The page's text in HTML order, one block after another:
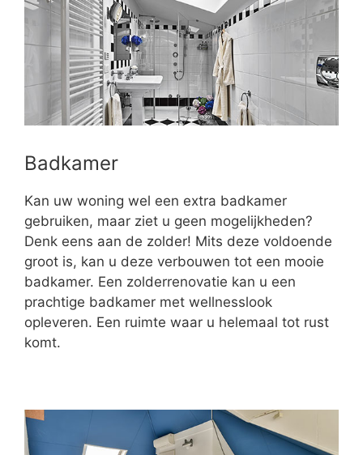
Badkamer
Kan uw woning wel een extra badkamer
gebruiken, maar ziet u geen mogelijkheden?
Denk eens aan de zolder! Mits deze voldoende
groot is, kan u deze verbouwen tot een mooie
badkamer. Een zolderrenovatie kan u een
prachtige badkamer met wellnesslook
opleveren. Een ruimte waar u helemaal tot rust
komt.